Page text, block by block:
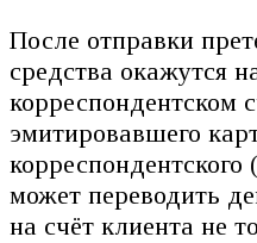
После отправки
средства окажутся
корреспондентском
эмитировавшего
корреспондентского
может переводить
на счёт клиента не